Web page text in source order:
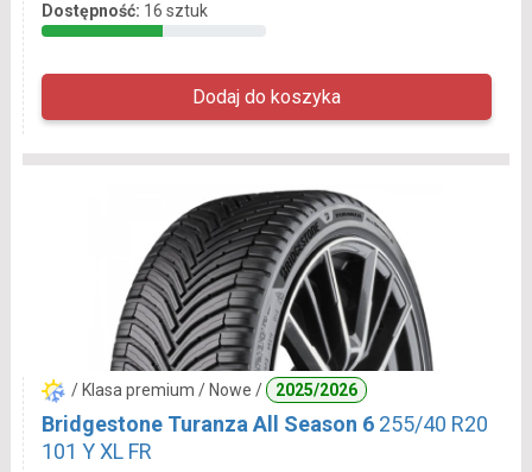
Dostępność: 16 sztuk
/ Klasa premium / Nowe / 2025/2026
Bridgestone Turanza All Season 6 255/40 R20
101 Y XL FR